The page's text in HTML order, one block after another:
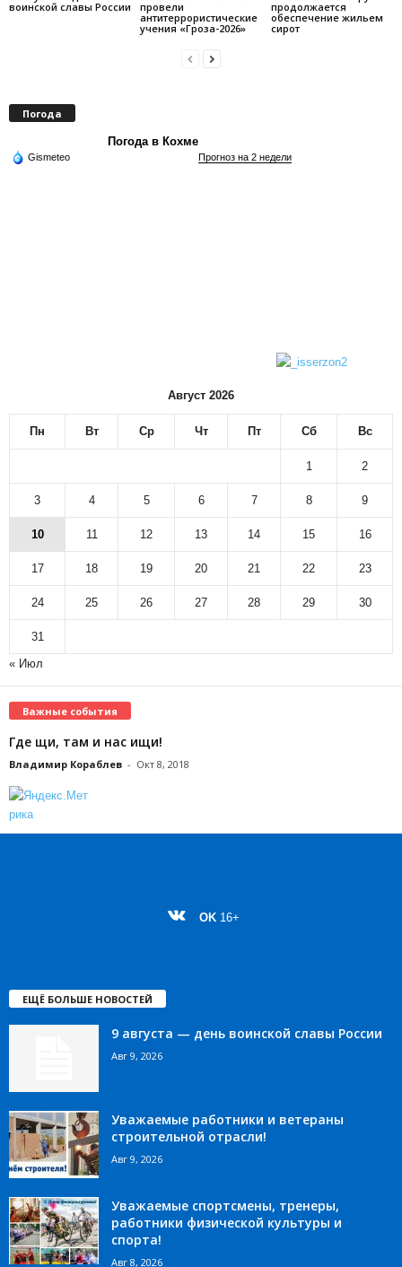
воинской славы России
провели
антитеррористические
учения «Гроза-2026»
продолжается
обеспечение жильем
сирот
Погода
Погода в Кохме
Gismeteo Прогноз на 2 недели
Август 2026
Пн Вт Ср Чт Пт Сб Вс
1 2
3 4 5 6 7 8 9
10 11 12 13 14 15 16
17 18 19 20 21 22 23
24 25 26 27 28 29 30
31
« Июл
Важные события
Где щи, там и нас ищи!
Владимир Кораблев - Окт 8, 2018
OK 16+
ЕЩЁ БОЛЬШЕ НОВОСТЕЙ
9 августа — день воинской славы России
Авг 9, 2026
Уважаемые работники и ветераны
строительной отрасли!
Авг 9, 2026
Уважаемые спортсмены, тренеры,
работники физической культуры и
спорта!
Авг 8, 2026